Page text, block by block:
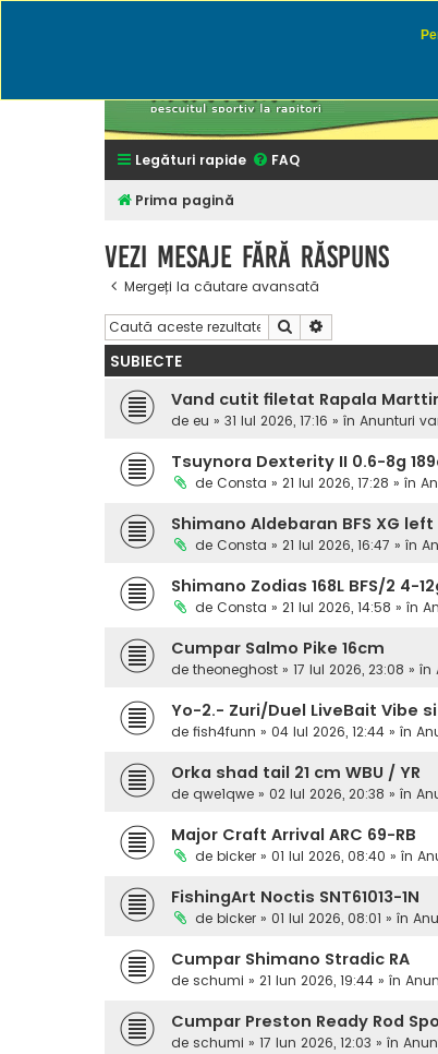
Legături rapide FAQ
Prima pagină
Vezi mesaje fără răspuns
Mergeți la căutare avansată
Căutare
SUBIECTE
Vand cutit filetat Rapala
de eu » 31 Iul 2026, 17:16 » în Anunturi
Tsuynora Dexterity II 0.6-8g
de Consta » 21 Iul 2026, 17:28 » în
Shimano Aldebaran BFS XG left
de Consta » 21 Iul 2026, 16:47 » în
Shimano Zodias 168L BFS/2 4-
de Consta » 21 Iul 2026, 14:58 » în
Cumpar Salmo Pike 16cm
de theoneghost » 17 Iul 2026, 23:08 » în
Yo-2.- Zuri/Duel LiveBait Vibe
de fish4funn » 04 Iul 2026, 12:44 » în
Orka shad tail 21 cm WBU / YR
de qwe1qwe » 02 Iul 2026, 20:38 » în
Major Craft Arrival ARC 69-RB
de bicker » 01 Iul 2026, 08:40 » în
FishingArt Noctis SNT61013-1N
de bicker » 01 Iul 2026, 08:01 » în
Cumpar Shimano Stradic RA
de schumi » 21 Iun 2026, 19:44 » în
Cumpar Preston Ready Rod
de schumi » 17 Iun 2026, 12:03 » în